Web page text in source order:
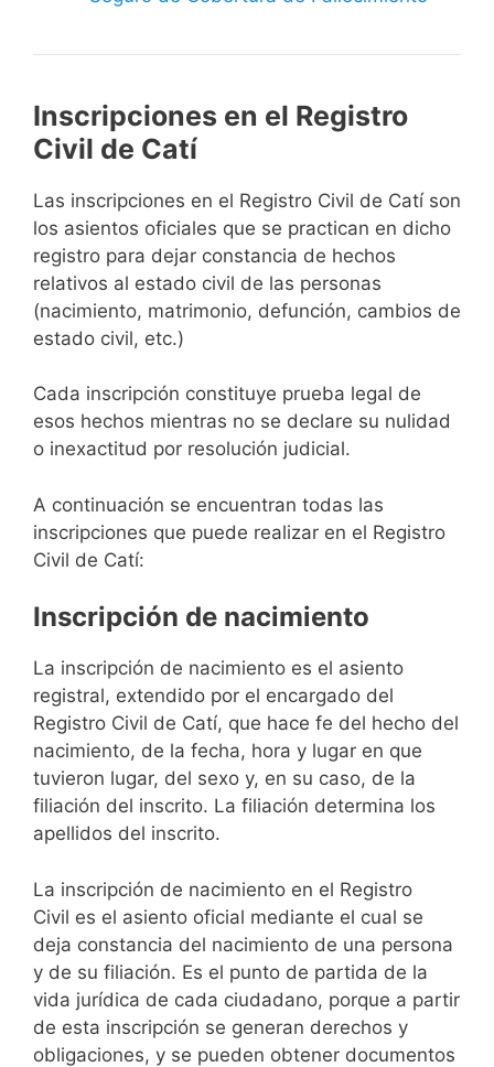
Inscripciones en el Registro
Civil de Catí
Las inscripciones en el Registro Civil de Catí son
los asientos oficiales que se practican en dicho
registro para dejar constancia de hechos
relativos al estado civil de las personas
(nacimiento, matrimonio, defunción, cambios de
estado civil, etc.)
Cada inscripción constituye prueba legal de
esos hechos mientras no se declare su nulidad
o inexactitud por resolución judicial.
A continuación se encuentran todas las
inscripciones que puede realizar en el Registro
Civil de Catí:
Inscripción de nacimiento
La inscripción de nacimiento es el asiento
registral, extendido por el encargado del
Registro Civil de Catí, que hace fe del hecho del
nacimiento, de la fecha, hora y lugar en que
tuvieron lugar, del sexo y, en su caso, de la
filiación del inscrito. La filiación determina los
apellidos del inscrito.
La inscripción de nacimiento en el Registro
Civil es el asiento oficial mediante el cual se
deja constancia del nacimiento de una persona
y de su filiación. Es el punto de partida de la
vida jurídica de cada ciudadano, porque a partir
de esta inscripción se generan derechos y
obligaciones, y se pueden obtener documentos